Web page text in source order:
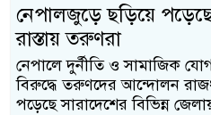
নেপালজুড়ে ছড়িয়ে
রাস্তায় তরুণরা
নেপালে দুর্নীতি ও সামাজিক
বিরুদ্ধে তরুণদের আন্দোলন
পড়েছে সারাদেশের বিভিন্ন